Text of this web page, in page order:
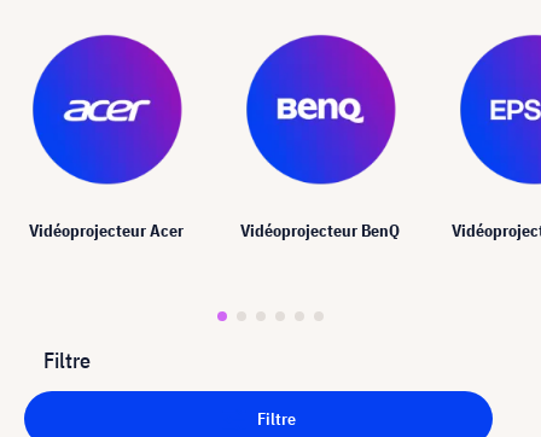
Vidéoprojecteur Acer Vidéoprojecteur BenQ
Filtre
Filtre